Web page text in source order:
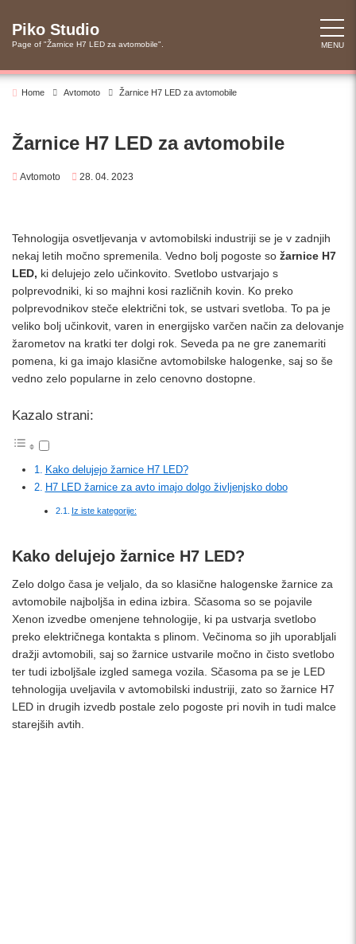
content
Piko Studio
Page of "Žarnice H7 LED za avtomobile". MENU
Home Avtomoto Žarnice H7 LED za avtomobile
Žarnice H7 LED za avtomobile
Avtomoto 28. 04. 2023
Tehnologija osvetljevanja v avtomobilski industriji se je v zadnjih
nekaj letih močno spremenila. Vedno bolj pogoste so žarnice H7
LED, ki delujejo zelo učinkovito. Svetlobo ustvarjajo s
polprevodniki, ki so majhni kosi različnih kovin. Ko preko
polprevodnikov steče električni tok, se ustvari svetloba. To pa je
veliko bolj učinkovit, varen in energijsko varčen način za delovanje
žarometov na kratki ter dolgi rok. Seveda pa ne gre zanemariti
pomena, ki ga imajo klasične avtomobilske halogenke, saj so še
vedno zelo popularne in zelo cenovno dostopne.
Kazalo strani:
Kako delujejo žarnice H7 LED?
H7 LED žarnice za avto imajo dolgo življenjsko dobo
Iz iste kategorije:
Kako delujejo žarnice H7 LED?
Zelo dolgo časa je veljalo, da so klasične halogenske žarnice za
avtomobile najboljša in edina izbira. Sčasoma so se pojavile
Xenon izvedbe omenjene tehnologije, ki pa ustvarja svetlobo
preko električnega kontakta s plinom. Večinoma so jih uporabljali
dražji avtomobili, saj so žarnice ustvarile močno in čisto svetlobo
ter tudi izboljšale izgled samega vozila. Sčasoma pa se je LED
tehnologija uveljavila v avtomobilski industriji, zato so žarnice H7
LED in drugih izvedb postale zelo pogoste pri novih in tudi malce
starejših avtih.